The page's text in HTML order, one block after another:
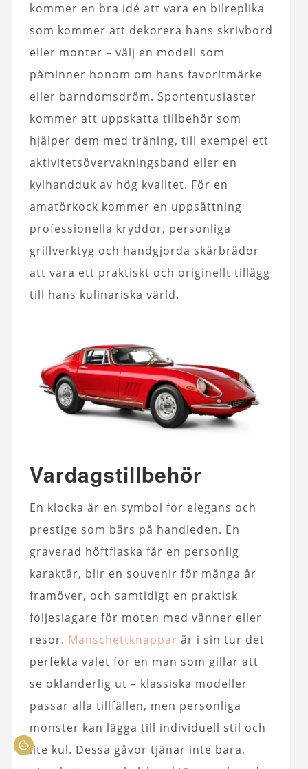
kommer en bra idé att vara en bilreplika
som kommer att dekorera hans skrivbord
eller monter – välj en modell som
påminner honom om hans favoritmärke
eller barndomsdröm. Sportentusiaster
kommer att uppskatta tillbehör som
hjälper dem med träning, till exempel ett
aktivitetsövervakningsband eller en
kylhandduk av hög kvalitet. För en
amatörkock kommer en uppsättning
professionella kryddor, personliga
grillverktyg och handgjorda skärbrädor
att vara ett praktiskt och originellt tillägg
till hans kulinariska värld.
Vardagstillbehör
En klocka är en symbol för elegans och
prestige som bärs på handleden. En
graverad höftflaska får en personlig
karaktär, blir en souvenir för många år
framöver, och samtidigt en praktisk
följeslagare för möten med vänner eller
resor. Manschettknappar är i sin tur det
perfekta valet för en man som gillar att
se oklanderlig ut – klassiska modeller
passar alla tillfällen, men personliga
mönster kan lägga till individuell stil och
lite kul. Dessa gåvor tjänar inte bara,